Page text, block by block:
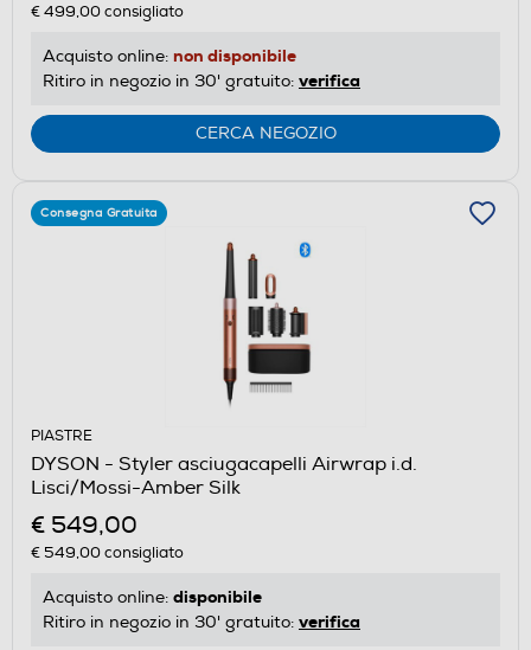
€ 499,00consigliato
Acquisto online: non disponibile
Ritiro in negozio in 30' gratuito: verifica
CERCA NEGOZIO
Consegna Gratuita
PIASTRE
DYSON - Styler asciugacapelli Airwrap i.d.
Lisci/Mossi-Amber Silk
€ 549,00
€ 549,00consigliato
Acquisto online: disponibile
Ritiro in negozio in 30' gratuito: verifica